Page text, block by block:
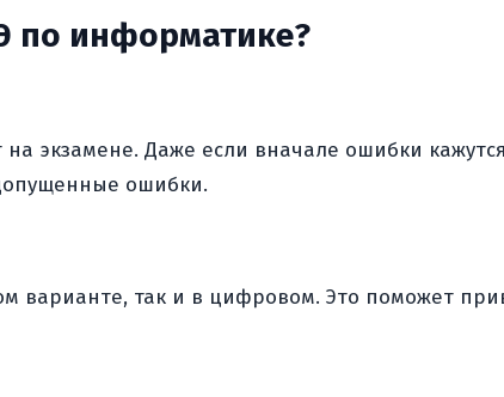
по информатике?
экзамене. Даже если вначале ошибки
ошибки.
варианте, так и в цифровом. Это поможет